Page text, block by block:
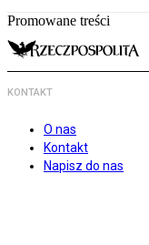
Promowane treści
KONTAKT
O nas
Kontakt
Napisz do nas